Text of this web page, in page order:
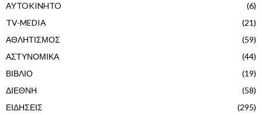
AYTOKINHTO
(6)
TV-MEDIA
(21)
ΑΘΛΗΤΙΣΜΟΣ
(59)
ΑΣΤΥΝΟΜΙΚΑ
(44)
ΒΙΒΛΙΟ
(19)
ΔΙΕΘΝΗ
(58)
ΕΙΔΗΣΕΙΣ
(295)